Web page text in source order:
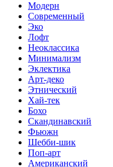
Модерн
Современный
Эко
Лофт
Неоклассика
Минимализм
Эклектика
Арт-деко
Этнический
Хай-тек
Бохо
Скандинавский
Фьюжн
Шебби-шик
Поп-арт
Американский